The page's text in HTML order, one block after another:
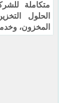
متكاملة
الحلول
المخزون،